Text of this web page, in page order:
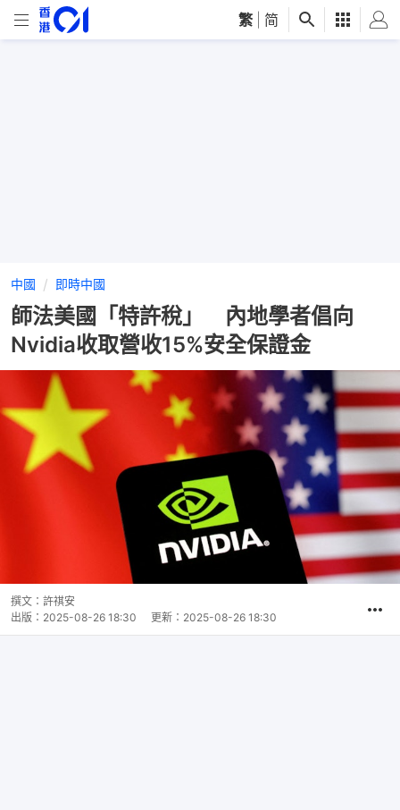
繁 简
中國 即時中國
師法美國「特許稅」 內地學者倡向
Nvidia收取營收15%安全保證金
撰文： 許祺安
出版： 2025-08-26 18:30 更新： 2025-08-26 18:30